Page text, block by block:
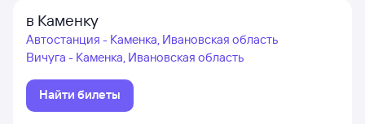
в Каменку
Автостанция - Каменка, Ивановская область
Вичуга - Каменка, Ивановская область
Найти билеты